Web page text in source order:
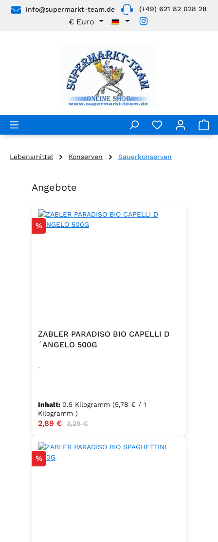
Zum Hauptinhalt springen
info@supermarkt-team.de (+49) 621 82 028 28
€ Euro
Lebensmittel Konserven Sauerkonserven
Produktgalerie überspringen
Angebote
Rabatt
%
ZABLER PARADISO BIO CAPELLI D
´ANGELO 500G
.
Inhalt: 0.5 Kilogramm (5,78 € / 1
Kilogramm )
Verkaufspreis:
2,89 € Regulärer Preis:
3,29 €
Rabatt
%